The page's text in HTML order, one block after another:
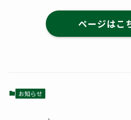
ページはこ
お知らせ